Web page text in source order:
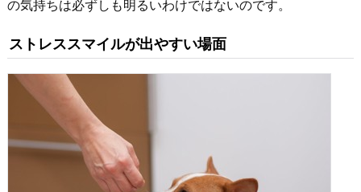
の気持ちは必ずしも明るいわけではないのです。
ストレススマイルが出やすい場面